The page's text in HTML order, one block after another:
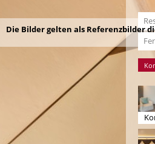
Die Bilder gelten als Referenzbilder